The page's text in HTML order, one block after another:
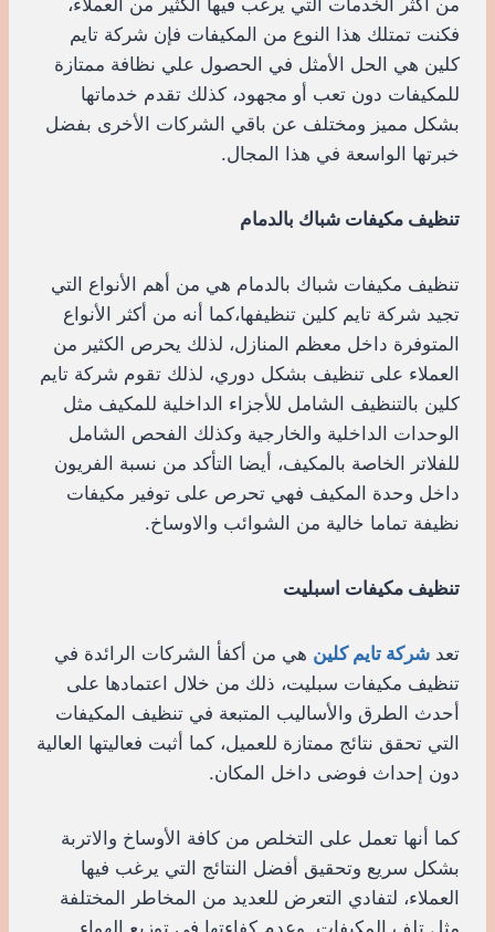
فكنت تمتلك هذا النوع من المكيفات فإن شركة تايم
كلين هي الحل الأمثل في الحصول علي نظافة ممتازة
للمكيفات دون تعب أو مجهود، كذلك تقدم خدماتها
بشكل مميز ومختلف عن باقي الشركات الأخرى بفضل
خبرتها الواسعة في هذا المجال.
تنظيف مكيفات شباك بالدمام
تنظيف مكيفات شباك بالدمام هي من أهم الأنواع التي
تجيد شركة تايم كلين تنظيفها،كما أنه من أكثر الأنواع
المتوفرة داخل معظم المنازل، لذلك يحرص الكثير من
العملاء على تنظيف بشكل دوري، لذلك تقوم شركة تايم
كلين بالتنظيف الشامل للأجزاء الداخلية للمكيف مثل
الوحدات الداخلية والخارجية وكذلك الفحص الشامل
للفلاتر الخاصة بالمكيف، أيضا التأكد من نسبة الفريون
داخل وحدة المكيف فهي تحرص على توفير مكيفات
نظيفة تماما خالية من الشوائب والاوساخ.
تنظيف مكيفات اسبليت
تعد شركة تايم كلين هي من أكفأ الشركات الرائدة في
تنظيف مكيفات سبليت، ذلك من خلال اعتمادها على
أحدث الطرق والأساليب المتبعة في تنظيف المكيفات
التي تحقق نتائج ممتازة للعميل، كما أثبت فعاليتها العالية
دون إحداث فوضى داخل المكان.
كما أنها تعمل على التخلص من كافة الأوساخ والاتربة
بشكل سريع وتحقيق أفضل النتائج التي يرغب فيها
العملاء، لتفادي التعرض للعديد من المخاطر المختلفة
مثل تلف المكيفات وعدم كفاءتها في توزيع الهواء